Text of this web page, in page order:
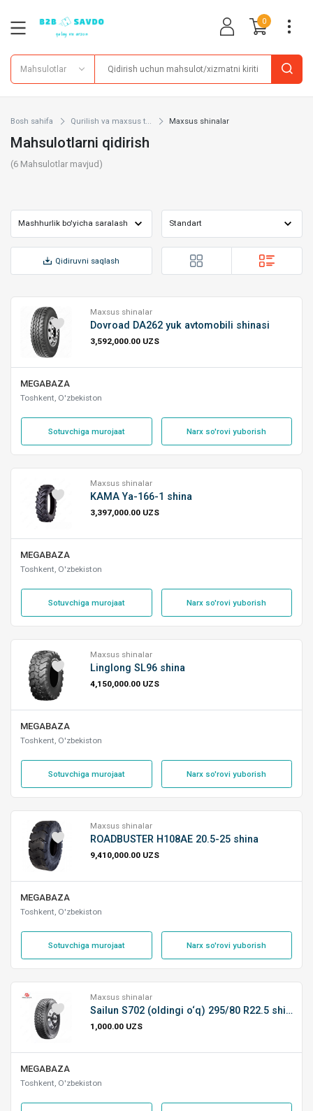
0
Mahsulotlar
Bosh sahifa Qurilish va maxsus t... Maxsus shinalar
Mahsulotlarni qidirish
(6 Mahsulotlar mavjud)
Qidiruvni saqlash
Maxsus shinalar
Dovroad DA262 yuk avtomobili shinasi
3,592,000.00 UZS
MEGABAZA
Toshkent, O'zbekiston
Sotuvchiga murojaat Narx so'rovi yuborish
Maxsus shinalar
KAMA Ya-166-1 shina
3,397,000.00 UZS
MEGABAZA
Toshkent, O'zbekiston
Sotuvchiga murojaat Narx so'rovi yuborish
Maxsus shinalar
Linglong SL96 shina
4,150,000.00 UZS
MEGABAZA
Toshkent, O'zbekiston
Sotuvchiga murojaat Narx so'rovi yuborish
Maxsus shinalar
ROADBUSTER H108AE 20.5-25 shina
9,410,000.00 UZS
MEGABAZA
Toshkent, O'zbekiston
Sotuvchiga murojaat Narx so'rovi yuborish
Maxsus shinalar
Sailun S702 (oldingi o‘q) 295/80 R22.5 shina
1,000.00 UZS
MEGABAZA
Toshkent, O'zbekiston